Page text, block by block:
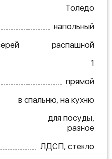
Толедо
напольный
распашной
1
прямой
в спальню, на кухню
для посуды,
разное
ЛДСП, стекло